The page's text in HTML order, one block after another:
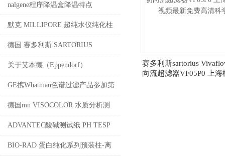
发即用型预填充培养基产品
nalgene程序降温盒降温特点
默克 MILLIPORE 超纯水仪纯化柱
及耗材 上海桃子视频最新免费高清
科学器材有限公司销售
德国 赛多利斯 SARTORIUS
VIVASPIN超滤离心管上海桃子视
频最新免费高清
关于艾本德（Eppendorf）
GE携Whatman色谱过滤产品参加第
四届色谱学术报告会
德国mn VISOCOLOR 水质分析测
试盒介绍 上海桃子视频最新免费高
清公司代理4008087828
ADVANTEC酸碱测试纸 PH TESP
PAPER介绍
BIO-RAD 蛋白纯化系列预装柱-离
赛多利斯sartorius
向流超滤器VF05P0 上海